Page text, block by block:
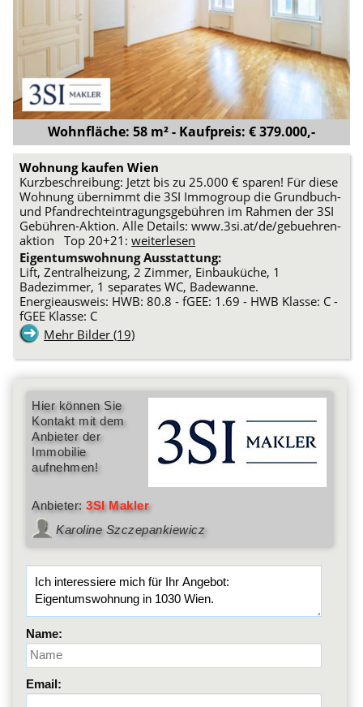
Wohnfläche: 58 m² - Kaufpreis: € 379.000,-
Wohnung kaufen Wien
Kurzbeschreibung: Jetzt bis zu 25.000 € sparen! Für diese
Wohnung übernimmt die 3SI Immogroup die Grundbuch-
und Pfandrechteintragungsgebühren im Rahmen der 3SI
Gebühren-Aktion. Alle Details: www.3si.at/de/gebuehren-
aktion Top 20+21:weiterlesen
Eigentumswohnung Ausstattung:
Lift, Zentralheizung, 2 Zimmer, Einbauküche, 1
Badezimmer, 1 separates WC, Badewanne.
Energieausweis: HWB: 80.8 - fGEE: 1.69 - HWB Klasse: C -
fGEE Klasse: C
Mehr Bilder (19)
Hier können Sie
Kontakt mit dem
Anbieter der
Immobilie
aufnehmen!
Anbieter:3SI Makler
Karoline Szczepankiewicz
Name:
Email: